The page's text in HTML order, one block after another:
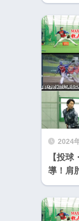
2024
【投
導！肩